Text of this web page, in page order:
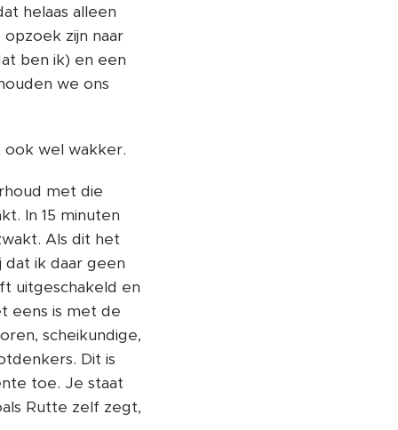
helaas alleen
zijn naar
ben ik) en een
we ons
ook wel wakker.
met die
In 15 minuten
Als dit het
ik daar geen
uitgeschakeld en
eens is met de
scheikundige,
Dit is
toe. Je staat
Rutte zelf zegt,